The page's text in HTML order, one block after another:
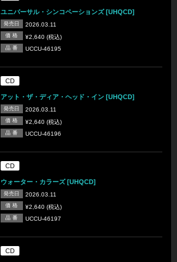
ユニバーサル・シンコペーションズ [UHQCD]
発売日 2026.03.11
価 格 ¥2,640 (税込)
品 番 UCCU-46195
CD
アット・ザ・ディア・ヘッド・イン [UHQCD]
発売日 2026.03.11
価 格 ¥2,640 (税込)
品 番 UCCU-46196
CD
ウォーター・カラーズ [UHQCD]
発売日 2026.03.11
価 格 ¥2,640 (税込)
品 番 UCCU-46197
CD